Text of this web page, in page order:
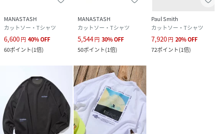
MANASTASH
カットソー・Tシャツ
6,600円 40%OFF
60ポイント(1倍)
MANASTASH
カットソー・Tシャツ
5,544円 30%OFF
50ポイント(1倍)
Paul Smith
カットソー・Tシャツ
7,920円 20%OFF
72ポイント(1倍)